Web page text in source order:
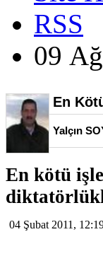
RSS
09
En
Yalçın
En kötü
04 Şubat 2011,